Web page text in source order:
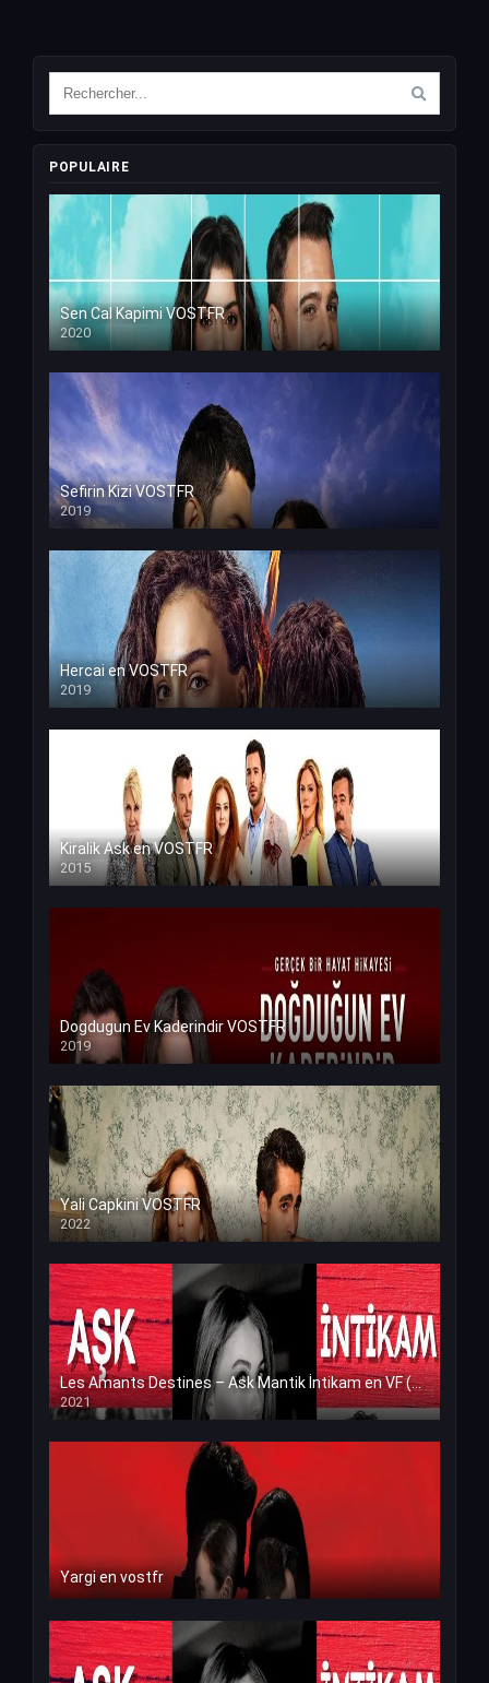
POPULAIRE
Sen Cal Kapimi VOSTFR
2020
Sefirin Kizi VOSTFR
2019
Hercai en VOSTFR
2019
Kiralik Ask en VOSTFR
2015
Dogdugun Ev Kaderindir VOSTFR
2019
Yali Capkini VOSTFR
2022
Les Amants Destines – Ask Mantik İntikam en VF (Voix Francaise)
2021
Yargi en vostfr